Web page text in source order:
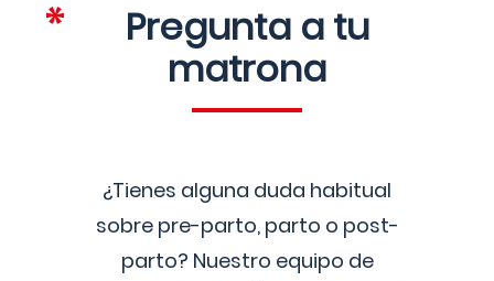
Pregunta a tu
matrona
¿Tienes alguna duda habitual
sobre pre-parto, parto o post-
parto? Nuestro equipo de